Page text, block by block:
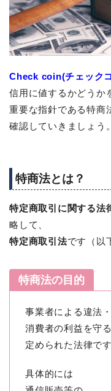
Check coin(チェック
信用に値するかどうか
重要な指針である特商
確認していきましょう。
特商法とは？
特定商取引に関する法
略して、
特定商取引法です（以
特商法の目的
事業者による違法
消費者の利益を守
定められた法律です
具体的には